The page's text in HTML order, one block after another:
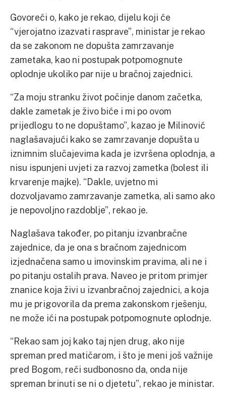
Govoreći o, kako je rekao, dijelu koji će
“vjerojatno izazvati rasprave”, ministar je rekao
da se zakonom ne dopušta zamrzavanje
zametaka, kao ni postupak potpomognute
oplodnje ukoliko par nije u bračnoj zajednici.
“Za moju stranku život počinje danom začetka,
dakle zametak je živo biće i mi po ovom
prijedlogu to ne dopuštamo”, kazao je Milinović
naglašavajući kako se zamrzavanje dopušta u
iznimnim slučajevima kada je izvršena oplodnja, a
nisu ispunjeni uvjeti za razvoj zametka (bolest ili
krvarenje majke). “Dakle, uvjetno mi
dozvoljavamo zamrzavanje zametka, ali samo ako
je nepovoljno razdoblje”, rekao je.
Naglašava također, po pitanju izvanbračne
zajednice, da je ona s bračnom zajednicom
izjednačena samo u imovinskim pravima, ali ne i
po pitanju ostalih prava. Naveo je pritom primjer
znanice koja živi u izvanbračnoj zajednici, a koja
mu je prigovorila da prema zakonskom rješenju,
ne može ići na postupak potpomognute oplodnje.
“Rekao sam joj kako taj njen drug, ako nije
spreman pred matičarom, i što je meni još važnije
pred Bogom, reći sudbonosno da, onda nije
spreman brinuti se ni o djetetu”, rekao je ministar.